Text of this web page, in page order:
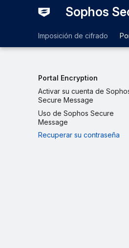
Sophos
Imposición de cifrado
Portal Encryption
Activar su cuenta de
Secure Message
Uso de Sophos Secure
Message
Recuperar su contraseña